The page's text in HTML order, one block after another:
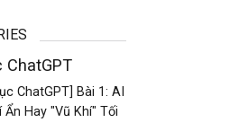
ChatGPT
ChatGPT] Bài 1: AI
Hay "Vũ Khí" Tối